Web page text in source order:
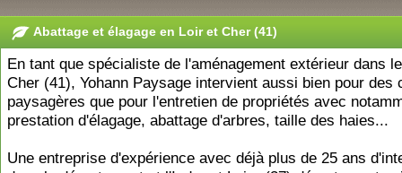
Abattage et élagage en Loir et Cher (41)
En tant que spécialiste de l'aménagement extérieur dans
Cher (41), Yohann Paysage intervient aussi bien pour des
paysagères que pour l'entretien de propriétés avec
prestation d'élagage, abattage d'arbres, taille des haies...
Une entreprise d'expérience avec déjà plus de 25 ans